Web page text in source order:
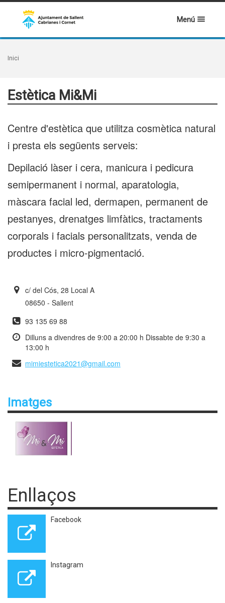
Menú
Inici
Estètica Mi&Mi
Centre d'estètica que utilitza cosmètica natural
i presta els següents serveis:
Depilació làser i cera, manicura i pedicura
semipermanent i normal, aparatologia,
màscara facial led, dermapen, permanent de
pestanyes, drenatges limfàtics, tractaments
corporals i facials personalitzats, venda de
productes i micro-pigmentació.
c/ del Cós, 28 Local A
08650 - Sallent
93 135 69 88
Dilluns a divendres de 9:00 a 20:00 h Dissabte de 9:30 a
13:00 h
mimiestetica2021@gmail.com
Imatges
Enllaços
Facebook
Instagram